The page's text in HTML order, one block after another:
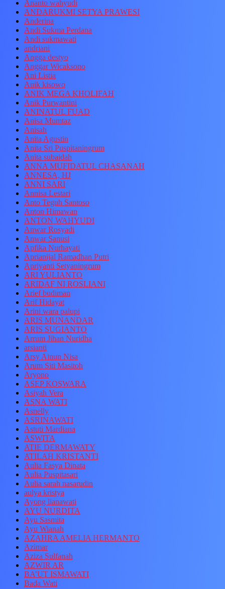
Ananto wahyudi
ANDARUKMI SETYA PRAWESI
Anderina
Andi Sukma Perdana
Andi sukmawati
andriani
Angga destyo
Anggar Wicaksono
Ani Listia
Anik kisowo
ANIK MEGA KHOLIFAH
Anik Purwantini
ANINATUL FUAD
Anisa Mumtaz
Anisah
Anita Agustin
Anita Sri Puspitaningrum
Anita subaidah
ANNA MUFIDATUL CHASANAH
ANNESA, HJ
ANNI SARI
Annisa Lestari
Anto Teguh Santoso
Anton Himawan
ANTON WAHYUDI
Anwar Rosyadi
Anwar Sanusi
Apfika Nurhayati
Aprianijal Ramadhan Putri
Apriyanti Setyaningrum
ARI YULIANTO
ARIDAF NI ROSLIANI
Arief budiman
Arif Hidayat
Arini wara palupi
ARIS MUNANDAR
ARIS SUGIANTO
Arrum Jihan Nuridha
arsianti
Arsy Ainun Nisa
Arum Siti Masitoh
Aryono
ASEP KOSWARA
Asiyah Vera
ASNA WATI
Asnelly
ASRINAWATI
Astuti Mardiana
ASWITA
ATIE DERMAWATY
ATILAH KRISTANTI
Aulia Fasya Dinata
Aulia Puspitasari
Aulia sarah nasarudin
aulya kristya
Ayong lianawati
AYU NURDITA
Ayu Sasmita
Ayu Wianah
AZAHRA AMELIA HERMANTO
Azimar
Aziza Sulfanah
AZWIR AR
BA’UT ISMAWATI
Bada Wati